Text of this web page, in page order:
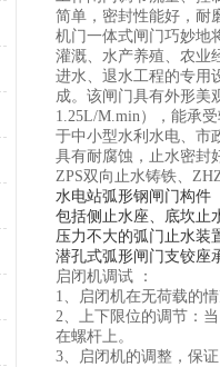
简单，密封性能好，耐
机门一体式闸门巧妙地
灌溉、水产养殖、农业
进水、退水工程的专用
成。该闸门具有外形美
1.25L/M.min），能承
于中小型水利水电、市
具有耐腐蚀，止水密封
ZPS双向止水铸铁、
水电站弧形钢闸门构件
包括侧止水座、底坎止
压力不大的弧门止水装
潜孔式弧形闸门支铰座
启闭机调试 ：
1、启闭机在无荷载的
2、上下限位的调节：
在螺杆上。
3、启闭机的调整，保